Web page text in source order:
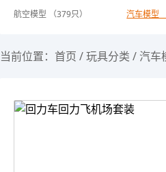
航空模型 （379只） 汽车模型
当前位置： 首页 /玩具分类 / 汽车